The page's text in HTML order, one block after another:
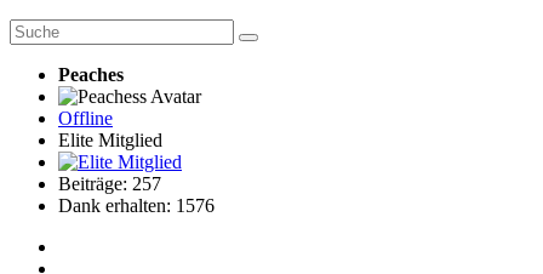
Peaches
Offline
Elite Mitglied
Beiträge: 257
Dank erhalten: 1576